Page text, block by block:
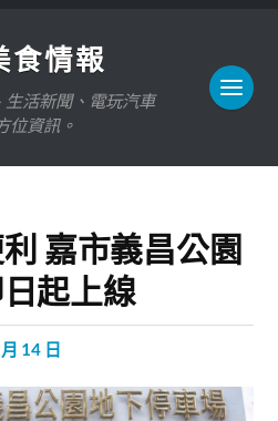
食情報
生活新聞、電玩汽車
資訊。
嘉市義昌公園
起上線
14 日